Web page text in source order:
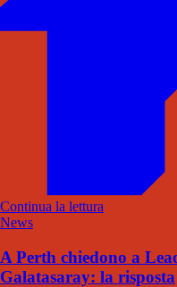
Continua la lettura
News
A Perth chiedono a
Galatasaray: la risposta